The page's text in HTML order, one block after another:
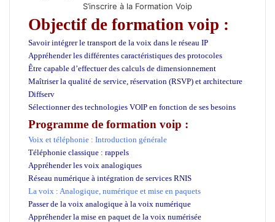
S’inscrire à la Formation Voip
Objectif de formation voip :
Savoir intégrer le transport de la voix dans le réseau IP
Appréhender les différentes caractéristiques des protocoles
Être capable d’effectuer des calculs de dimensionnement
Maîtriser la qualité de service, réservation (RSVP) et architecture
Diffserv
Sélectionner des technologies VOIP en fonction de ses besoins
Programme de formation voip :
Voix et téléphonie : Introduction générale
Téléphonie classique : rappels
Appréhender les voix analogiques
Réseau numérique à intégration de services RNIS
La voix : Analogique, numérique et mise en paquets
Passer de la voix analogique à la voix numérique
Appréhender la mise en paquet de la voix numérisée